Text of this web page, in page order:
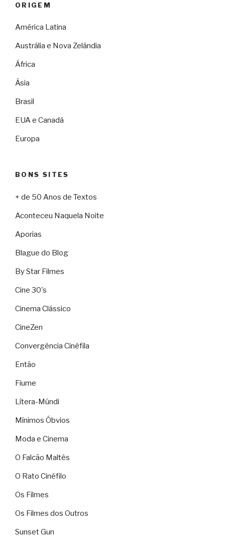
ORIGEM
América Latina
Austrália e Nova Zelândia
África
Ásia
Brasil
EUA e Canadá
Europa
BONS SITES
+ de 50 Anos de Textos
Aconteceu Naquela Noite
Aporias
Blague do Blog
By Star Filmes
Cine 30's
Cinema Clássico
CineZen
Convergência Cinéfila
Então
Fiume
Lítera-Múndi
Mínimos Óbvios
Moda e Cinema
O Falcão Maltês
O Rato Cinéfilo
Os Filmes
Os Filmes dos Outros
Sunset Gun